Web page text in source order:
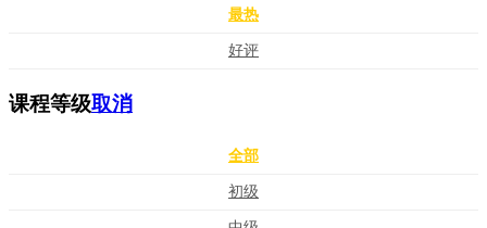
最热
好评
课程等级取消
全部
初级